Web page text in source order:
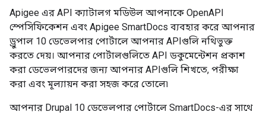
Apigee এর API ক্যাটালগ মডিউল আপনাকে OpenAPI
স্পেসিফিকেশন এবং Apigee SmartDocs ব্যবহার করে আপনার
ড্রুপাল 10 ডেভেলপার পোর্টালে আপনার APIগুলি নথিভুক্ত
করতে দেয়। আপনার পোর্টালগুলিতে API ডকুমেন্টেশন প্রকাশ
করা ডেভেলপারদের জন্য আপনার APIগুলি শিখতে, পরীক্ষা
করা এবং মূল্যায়ন করা সহজ করে তোলে৷
আপনার Drupal 10 ডেভেলপার পোর্টালে SmartDocs-এর সাথে